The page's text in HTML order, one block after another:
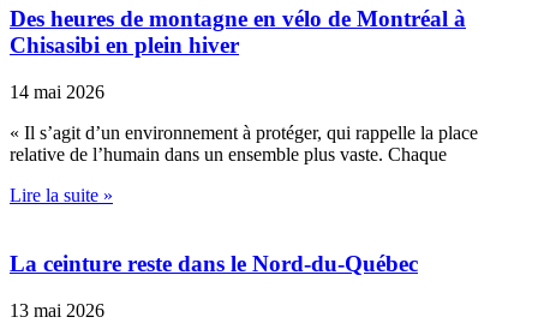
Des heures de montagne en vélo de Montréal à
Chisasibi en plein hiver
14 mai 2026
« Il s’agit d’un environnement à protéger, qui rappelle la place
relative de l’humain dans un ensemble plus vaste. Chaque
Lire la suite »
La ceinture reste dans le Nord-du-Québec
13 mai 2026